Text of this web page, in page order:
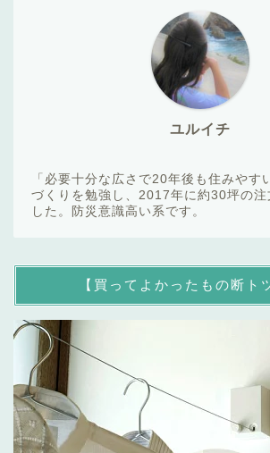
ユルイチ
「必要十分な広さで20年後も住みやす
づくりを勉強し、2017年に約30坪の注
した。防災意識高い系です。
【買ってよかったもの断ト